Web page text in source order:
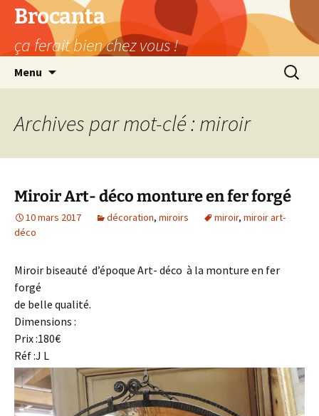
Aller
contenu
Brocanta
ça ferait bien chez vous !
Menu
Archives par mot-clé : miroir
Miroir Art- déco monture en fer forgé
10 mars 2017 décoration, miroirs miroir, miroir art-
déco
Miroir biseauté d’époque Art- déco à la monture en fer
forgé
de belle qualité.
Dimensions :
Prix :180€
Réf :J L